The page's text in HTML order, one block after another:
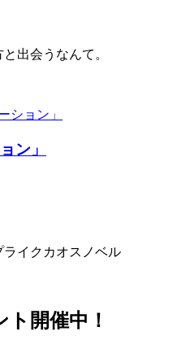
出会うなんて。
ン」
ライクカオスノベル
開催中！